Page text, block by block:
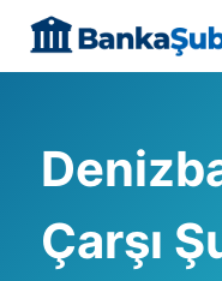
content
Çarşı